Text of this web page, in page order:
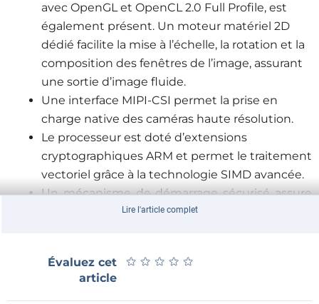
avec OpenGL et OpenCL 2.0 Full Profile, est
également présent. Un moteur matériel 2D
dédié facilite la mise à l’échelle, la rotation et la
composition des fenêtres de l’image, assurant
une sortie d’image fluide.
Une interface MIPI-CSI permet la prise en
charge native des caméras haute résolution.
Le processeur est doté d’extensions
cryptographiques ARM et permet le traitement
vectoriel grâce à la technologie SIMD avancée.
Un mécanisme de démarrage sécurisé assure
que seules les images signées peuvent être
garantissent l’identification cryptographique et
le stockage sécurisé des clés numériques.
Lire l'article complet
Évaluez cet
article
★ ★ ★ ★ ★
★ ★ ★ ★ ★